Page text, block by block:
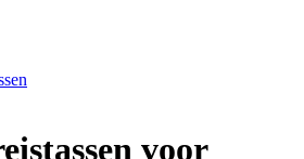
voor